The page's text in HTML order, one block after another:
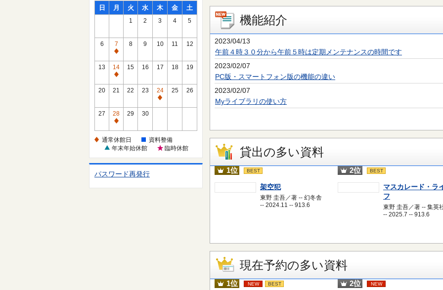
館
日
日 月 火 水 木 金 土
1 2 3 4 5
6
7
通
常
休
館
8 9 10 11 12
13
14
通
常
館
日
15 16 17 18 19
20 21 22 23
24
通
館
日
25 26
27
28
通
休
日
29 30
通常休館日
資料整備
年末年始休館
臨時休館
パスワード再発行
機能紹介
2023/04/13
午前４時３０分から午前５時は定期メンテナンスの時間です
2023/02/07
PC版・スマートフォン版の機能の違い
2023/02/07
Myライブラリの使い方
貸出の多い資料
1位 BEST
架空犯
東野 圭吾／著 -- 幻冬舎
-- 2024.11 -- 913.6
2位 BEST
マスカレード・ラ
フ
東野 圭吾／著 -- 集英
-- 2025.7 -- 913.6
現在予約の多い資料
1位 NEW BEST 2位 NEW